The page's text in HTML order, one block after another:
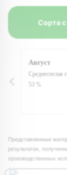
Сорта
Август
Среднеспелая
53 %
Представленные
результатах,
производственных